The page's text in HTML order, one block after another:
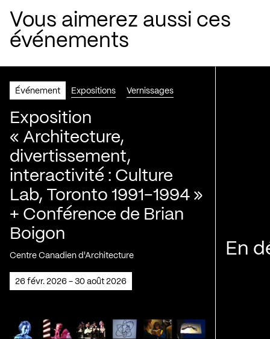
Vous aimerez aussi ces
événements
Événement Expositions Vernissages
Exposition
« Architecture,
divertissement,
interactivité : Culture
Lab, Toronto 1991-1994 »
+ Conférence de Brian
Boigon
Centre Canadien d'Architecture
26 févr. 2026 - 30 août 2026
En